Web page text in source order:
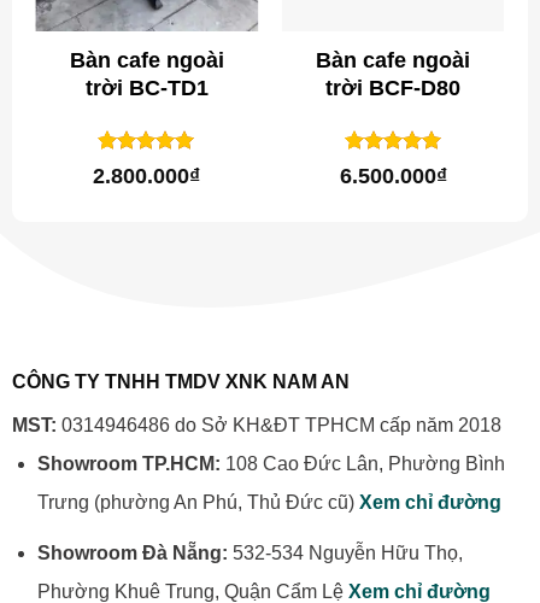
Bàn cafe ngoài
trời BC-TD1
5 trên 5
1
2.800.000₫
Bàn cafe ngoài
trời BCF-D80
5 trên 5
1
6.500.000₫
CÔNG TY TNHH TMDV XNK NAM AN
MST: 0314946486 do Sở KH&ĐT TPHCM cấp năm 2018
Showroom TP.HCM: 108 Cao Đức Lân, Phường Bình
Trưng (phường An Phú, Thủ Đức cũ) Xem chỉ đường
Showroom Đà Nẵng: 532-534 Nguyễn Hữu Thọ,
Phường Khuê Trung, Quận Cẩm Lệ Xem chỉ đường